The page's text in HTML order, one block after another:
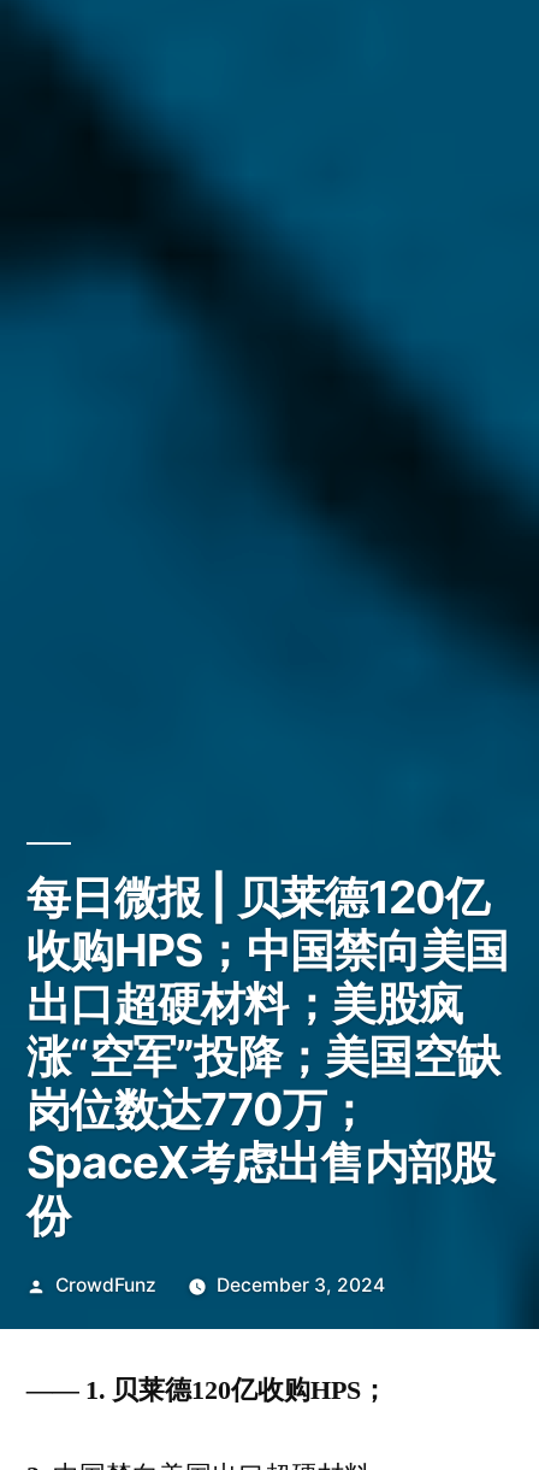
每日微报 | 贝莱德120亿
收购HPS；中国禁向美国
出口超硬材料；美股疯
涨“空军”投降；美国空缺
岗位数达770万；
SpaceX考虑出售内部股
份
Posted
CrowdFunz December 3, 2024
—— 1. 贝莱德120亿收购HPS；